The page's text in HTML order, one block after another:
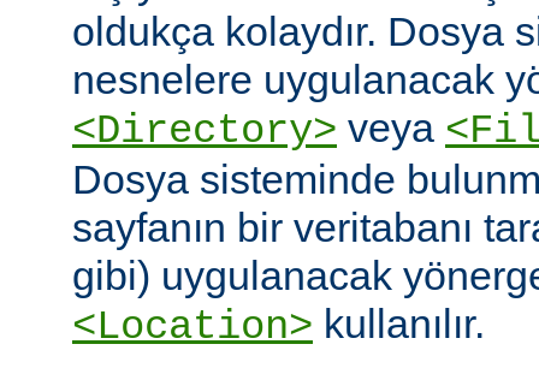
oldukça kolaydır. Dosya
nesnelere uygulanacak
<Directory> veya
Dosya sisteminde
sayfanın bir veritabanı
gibi) uygulanacak
<Location> kullanılır.